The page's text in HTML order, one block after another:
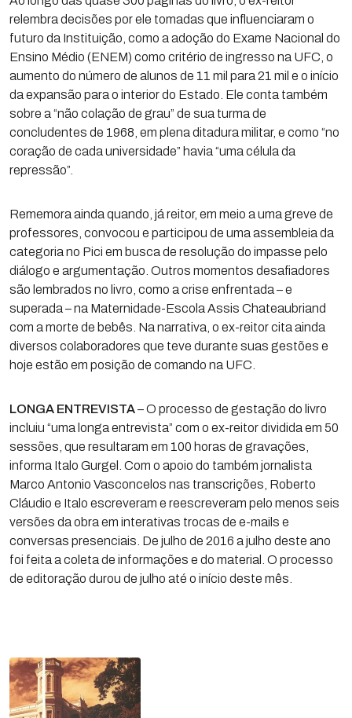
relembra decisões por ele tomadas que influenciaram o
futuro da Instituição, como a adoção do Exame Nacional do
Ensino Médio (ENEM) como critério de ingresso na UFC, o
aumento do número de alunos de 11 mil para 21 mil e o início
da expansão para o interior do Estado. Ele conta também
sobre a “não colação de grau” de sua turma de
concludentes de 1968, em plena ditadura militar, e como “no
coração de cada universidade” havia “uma célula da
repressão”.
Rememora ainda quando, já reitor, em meio a uma greve de
professores, convocou e participou de uma assembleia da
categoria no Pici em busca de resolução do impasse pelo
diálogo e argumentação. Outros momentos desafiadores
são lembrados no livro, como a crise enfrentada – e
superada – na Maternidade-Escola Assis Chateaubriand
com a morte de bebês. Na narrativa, o ex-reitor cita ainda
diversos colaboradores que teve durante suas gestões e
hoje estão em posição de comando na UFC.
LONGA ENTREVISTA– O processo de gestação do livro
incluiu “uma longa entrevista” com o ex-reitor dividida em 50
sessões, que resultaram em 100 horas de gravações,
informa Italo Gurgel. Com o apoio do também jornalista
Marco Antonio Vasconcelos nas transcrições, Roberto
Cláudio e Italo escreveram e reescreveram pelo menos seis
versões da obra em interativas trocas de e-mails e
conversas presenciais. De julho de 2016 a julho deste ano
foi feita a coleta de informações e do material. O processo
de editoração durou de julho até o início deste mês.